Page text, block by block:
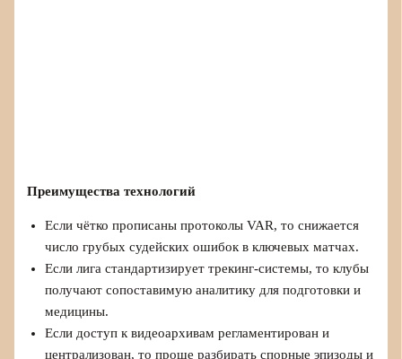
Преимущества технологий
Если чётко прописаны протоколы VAR, то снижается
число грубых судейских ошибок в ключевых матчах.
Если лига стандартизирует трекинг‑системы, то клубы
получают сопоставимую аналитику для подготовки и
медицины.
Если доступ к видеоархивам регламентирован и
централизован, то проще разбирать спорные эпизоды и